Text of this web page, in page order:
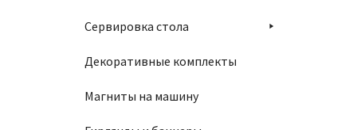
Сервировка стола
Декоративные комплекты
Магниты на машину